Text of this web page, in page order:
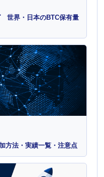
世界・日本のBTC保有量
方法・実績一覧・注意点